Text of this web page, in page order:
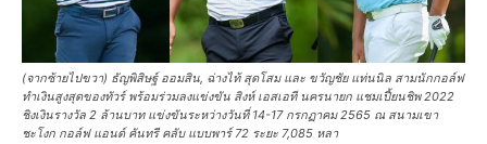
(จากซ้ายไปขวา) ธัญพิสิษฐ์​ ออมสิน, ฉ่างไท้ สุดโสม และ ขวัญชัย แท่นนิล สามนักกอล์ฟ
ทำเงินสูงสุดของทัวร์ พร้อมร่วมลงแข่งขัน สิงห์ เอสเอที นครนายก แชมเปี้ยนชิพ 2022
ชิงเงินรางวัล 2 ล้านบาท แข่งขันระหว่างวันที่ 14-17 กรกฏาคม 2565 ณ สนามเขา
ชะโงก กอล์ฟ แอนด์ คันทรี คลับ แบบพาร์ 72 ระยะ 7,085 หลา